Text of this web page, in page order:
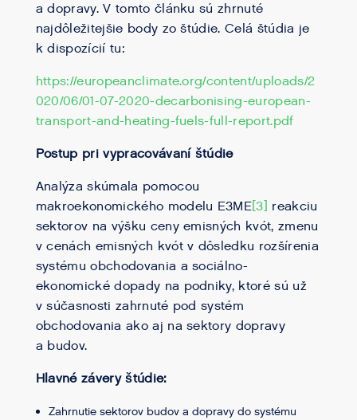
a dopravy. V tomto článku sú zhrnuté
najdôležitejšie body zo štúdie. Celá štúdia je
k dispozícií tu:
https://europeanclimate.org/content/uploads/2
020/06/01-07-2020-decarbonising-european-
transport-and-heating-fuels-full-report.pdf
Postup pri vypracovávaní štúdie
Analýza skúmala pomocou
makroekonomického modelu E3ME[3] reakciu
sektorov na výšku ceny emisných kvót, zmenu
v cenách emisných kvót v dôsledku rozšírenia
systému obchodovania a sociálno-
ekonomické dopady na podniky, ktoré sú už
v súčasnosti zahrnuté pod systém
obchodovania ako aj na sektory dopravy
a budov.
Hlavné závery štúdie:
Zahrnutie sektorov budov a dopravy do systému